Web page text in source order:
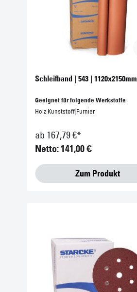
Schleifband | 543 | 1120x2150mm
Geeignet für folgende Werkstoffe
Holz|Kunststoff|Furnier
ab 167,79 €*
Netto: 141,00 €
Zum Produkt